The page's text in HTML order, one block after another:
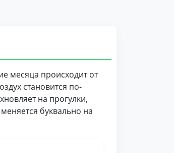
месяца происходит от
становится по-
на прогулки,
буквально на